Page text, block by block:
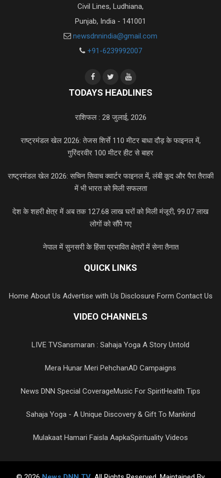
Civil Lines, Ludhiana,
Punjab, India - 141001
newsdnnindia@gmail.com
+91-6239992007
TODAYS HEADLINES
राशिफल : 28 जुलाई, 2026
राष्ट्रमंडल खेल 2026: तेजस शिर्से 110 मीटर बाधा दौड़ के फाइनल में,
गुरिंदरवीर 100 मीटर हीट से बाहर
राष्ट्रमंडल खेल 2026: सचिन सिवाच क्वार्टर फाइनल में, लंबी कूद और पैरा तैराकी
में भी भारत को मिली सफलता
देश के शहरी क्षेत्र में अब तक 127.68 लाख घरों को मिली मंजूरी, 99.07 लाख
लोगों को सौंपे गए
नेपाल में सुनसरी के हिंसा प्रभावित क्षेत्रों में सेना तैनात
QUICK LINKS
Home About Us Advertise with Us Disclosure Form Contact Us
VIDEO CHANNELS
LIVE TVSansmaran : Sahaja Yoga A Story Untold
Mera Hunar Meri PehchanAD Campaigns
News DNN Special CoverageMusic For SpiritHealth Tips
Sahaja Yoga - A Unique Discovery & Gift To Mankind
Mulakaat Hamari Faisla AapkaSpirituality Videos